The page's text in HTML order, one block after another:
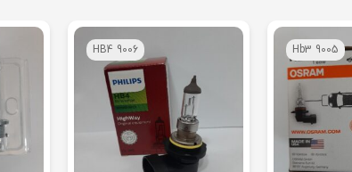
Hb3 9005
HB4 9006